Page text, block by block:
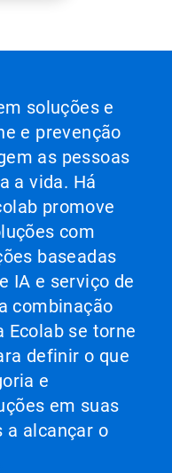
soluções e
e prevenção
as pessoas
a vida. Há
promove
com
baseadas
IA e serviço de
combinação
Ecolab se torne
definir o que
e
em suas
a alcançar o